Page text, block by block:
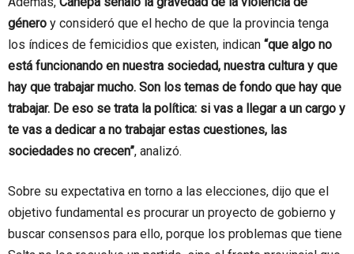
género y consideró que el hecho de que la provincia tenga
los índices de femicidios que existen, indican “que algo no
está funcionando en nuestra sociedad, nuestra cultura y que
hay que trabajar mucho. Son los temas de fondo que hay que
trabajar. De eso se trata la política: si vas a llegar a un cargo y
te vas a dedicar a no trabajar estas cuestiones, las
sociedades no crecen”, analizó.
Sobre su expectativa en torno a las elecciones, dijo que el
objetivo fundamental es procurar un proyecto de gobierno y
buscar consensos para ello, porque los problemas que tiene